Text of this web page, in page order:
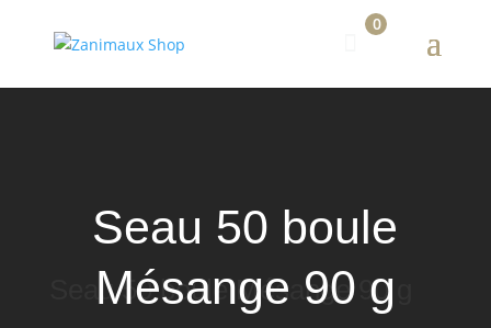
0
Seau 50 boule
Mésange 90 g
Seau 50 boule Mésange 90 g